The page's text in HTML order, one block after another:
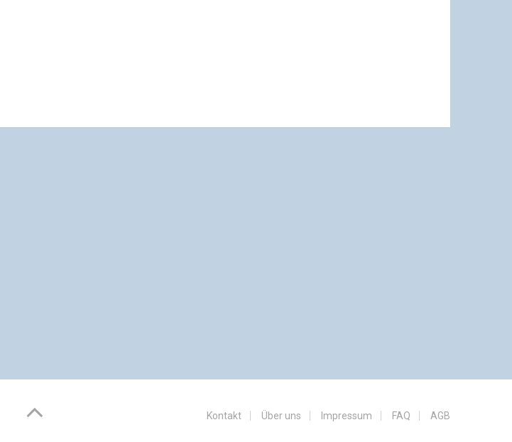
Kontakt Über uns Impressum FAQ AGB